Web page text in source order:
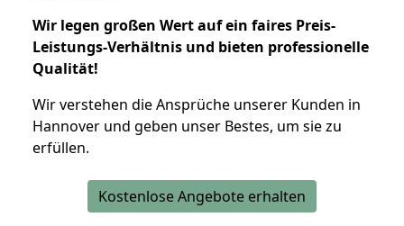
Wir legen großen Wert auf ein faires Preis-
Leistungs-Verhältnis und bieten professionelle
Qualität!
Wir verstehen die Ansprüche unserer Kunden in
Hannover und geben unser Bestes, um sie zu
erfüllen.
Kostenlose Angebote erhalten